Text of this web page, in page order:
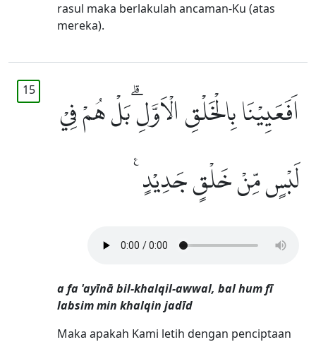
rasul maka berlakulah ancaman-Ku (atas
mereka).
15
اَفَعَيِيْنَا بِالْخَلْقِ الْاَوَّلِۗ بَلْ هُمْ فِيْ
لَبْسٍ مِّنْ خَلْقٍ جَدِيْدٍ ࣖ
a fa 'ayīnā bil-khalqil-awwal, bal hum fī
labsim min khalqin jadīd
Maka apakah Kami letih dengan penciptaan